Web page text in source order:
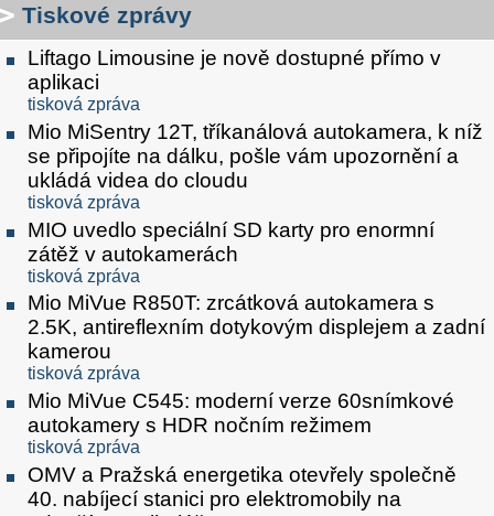
Tiskové zprávy
Liftago Limousine je nově dostupné přímo v
aplikaci
tisková zpráva
Mio MiSentry 12T, tříkanálová autokamera, k níž
se připojíte na dálku, pošle vám upozornění a
ukládá videa do cloudu
tisková zpráva
MIO uvedlo speciální SD karty pro enormní
zátěž v autokamerách
tisková zpráva
Mio MiVue R850T: zrcátková autokamera s
2.5K, antireflexním dotykovým displejem a zadní
kamerou
tisková zpráva
Mio MiVue C545: moderní verze 60snímkové
autokamery s HDR nočním režimem
tisková zpráva
OMV a Pražská energetika otevřely společně
40. nabíjecí stanici pro elektromobily na